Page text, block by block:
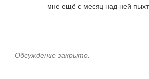
мне ещё с месяц над ней
Обсуждение закрыто.